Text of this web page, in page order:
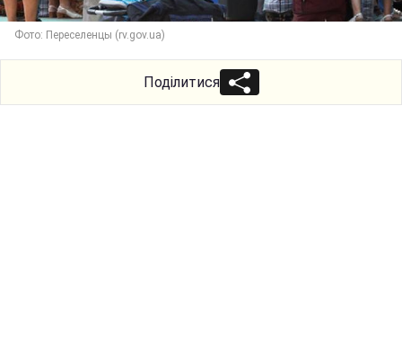
Фото: Переселенцы (rv.gov.ua)
Поділитися